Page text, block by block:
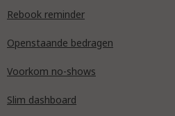
Rebook reminder
Openstaande bedragen
Voorkom no-shows
Slim dashboard